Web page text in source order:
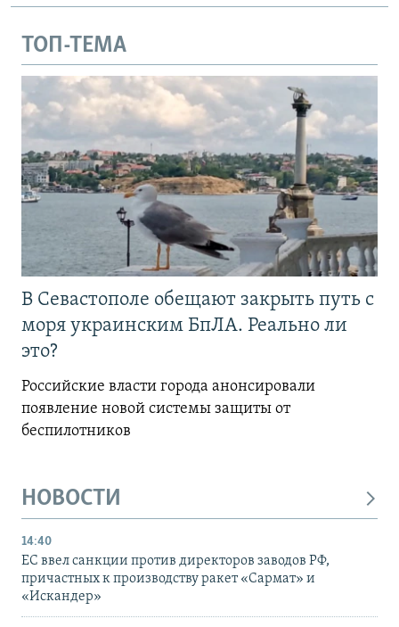
ТОП-ТЕМА
В Севастополе обещают закрыть путь с
моря украинским БпЛА. Реально ли
это?
Российские власти города анонсировали
появление новой системы защиты от
беспилотников
НОВОСТИ
14:40
ЕС ввел санкции против директоров заводов РФ,
причастных к производству ракет «Сармат» и
«Искандер»